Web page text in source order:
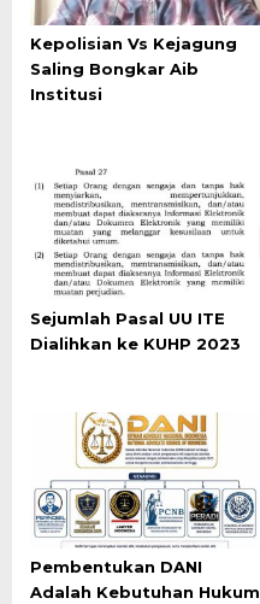
Kepolisian Vs Kejagung
Saling Bongkar Aib
Institusi
Sejumlah Pasal UU ITE
Dialihkan ke KUHP 2023
Pembentukan DANI
Adalah Kebutuhan Hukum